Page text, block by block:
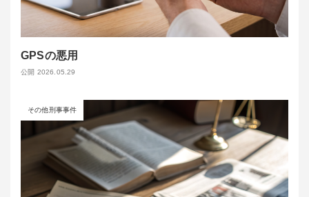
GPSの悪用
公開 2026.05.29
その他刑事事件